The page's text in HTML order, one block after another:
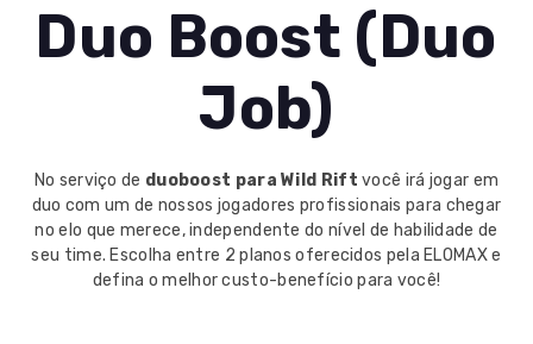
Duo Boost (Duo
Job)
No serviço de duoboost para Wild Rift você irá jogar em
duo com um de nossos jogadores profissionais para chegar
no elo que merece, independente do nível de habilidade de
seu time. Escolha entre 2 planos oferecidos pela ELOMAX e
defina o melhor custo-benefício para você!